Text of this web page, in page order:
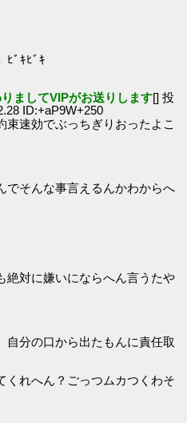
ﾋﾞｷﾋﾞｷ
ましてVIPがお送りします[] 投
ID:+aP9W+250
速効でぶっちぎりおったよこ
そんな事言えるんかわからへ
絶対に嫌いにならへん言うたや
自分の口から出たもんに責任取
くれへん？ごっつムカつくわそ